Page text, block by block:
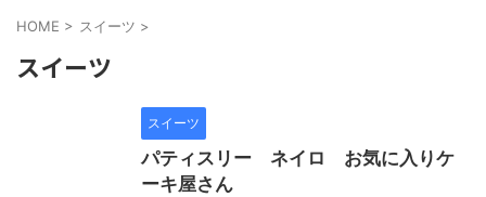
HOME > スイーツ >
スイーツ
スイーツ
パティスリー ネイロ お気に入りケ
ーキ屋さん